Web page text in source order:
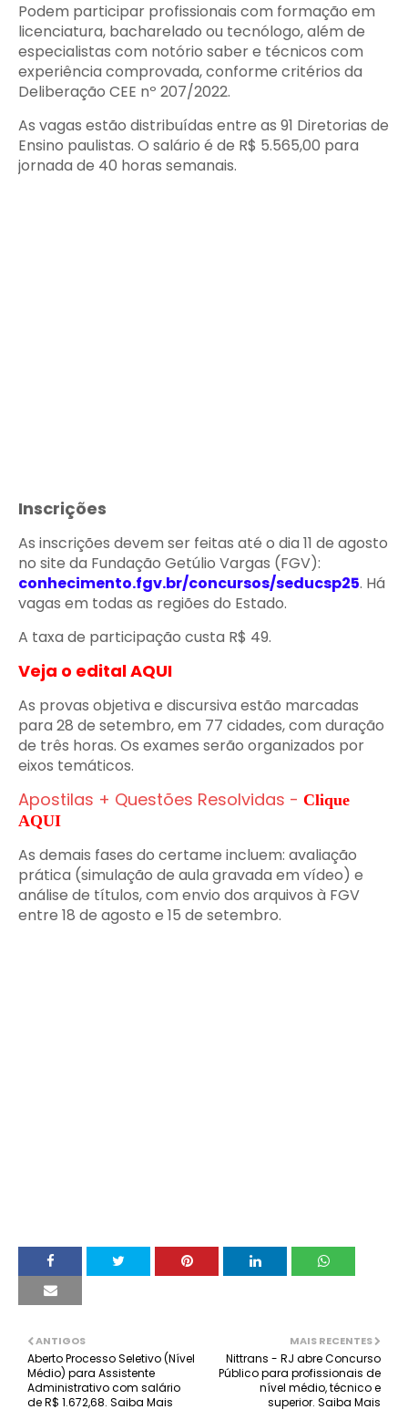
Podem participar profissionais com formação em
licenciatura, bacharelado ou tecnólogo, além de
especialistas com notório saber e técnicos com
experiência comprovada, conforme critérios da
Deliberação CEE nº 207/2022.
As vagas estão distribuídas entre as 91 Diretorias de
Ensino paulistas. O salário é de R$ 5.565,00 para
jornada de 40 horas semanais.
Inscrições
As inscrições devem ser feitas até o dia 11 de agosto
no site da Fundação Getúlio Vargas (FGV):
conhecimento.fgv.br/concursos/seducsp25. Há
vagas em todas as regiões do Estado.
A taxa de participação custa R$ 49.
Veja o edital AQUI
As provas objetiva e discursiva estão marcadas
para 28 de setembro, em 77 cidades, com duração
de três horas. Os exames serão organizados por
eixos temáticos.
Apostilas + Questões Resolvidas - Clique
AQUI
As demais fases do certame incluem: avaliação
prática (simulação de aula gravada em vídeo) e
análise de títulos, com envio dos arquivos à FGV
entre 18 de agosto e 15 de setembro.
MAIS RECENTES
Nittrans - RJ abre Concurso
Público para profissionais de
nível médio, técnico e
superior. Saiba Mais
ANTIGOS
Aberto Processo Seletivo (Nível
Médio) para Assistente
Administrativo com salário
de R$ 1.672,68. Saiba Mais